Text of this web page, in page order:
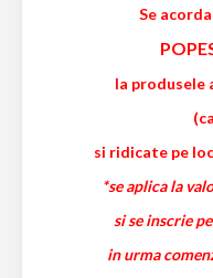
Se
la produsele
si ridicate pe
*se aplica la
si se inscrie
in urma